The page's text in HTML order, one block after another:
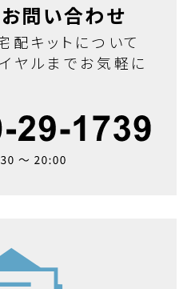
問い合わせ
配キットについて
ヤルまでお気軽に